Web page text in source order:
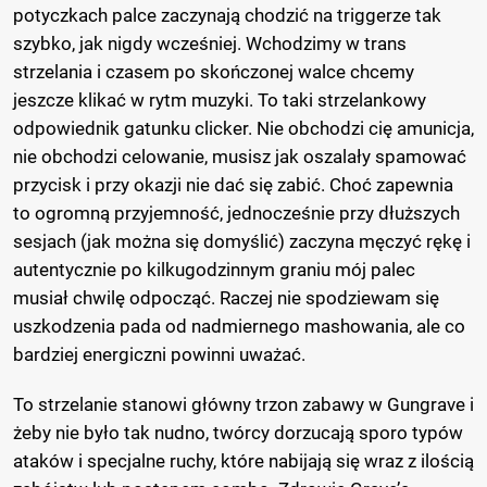
potyczkach palce zaczynają chodzić na triggerze tak
szybko, jak nigdy wcześniej. Wchodzimy w trans
strzelania i czasem po skończonej walce chcemy
jeszcze klikać w rytm muzyki. To taki strzelankowy
odpowiednik gatunku clicker. Nie obchodzi cię amunicja,
nie obchodzi celowanie, musisz jak oszalały spamować
przycisk i przy okazji nie dać się zabić. Choć zapewnia
to ogromną przyjemność, jednocześnie przy dłuższych
sesjach (jak można się domyślić) zaczyna męczyć rękę i
autentycznie po kilkugodzinnym graniu mój palec
musiał chwilę odpocząć. Raczej nie spodziewam się
uszkodzenia pada od nadmiernego mashowania, ale co
bardziej energiczni powinni uważać.
To strzelanie stanowi główny trzon zabawy w Gungrave i
żeby nie było tak nudno, twórcy dorzucają sporo typów
ataków i specjalne ruchy, które nabijają się wraz z ilością